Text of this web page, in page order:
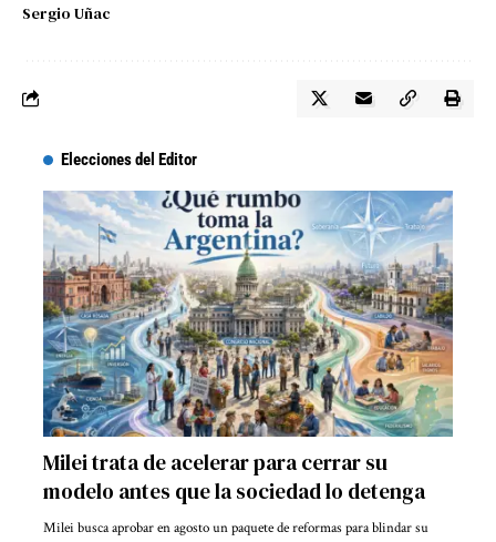
Sergio Uñac
Elecciones del Editor
Milei trata de acelerar para cerrar su
modelo antes que la sociedad lo detenga
Milei busca aprobar en agosto un paquete de reformas para blindar su